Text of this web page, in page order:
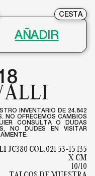
CESTA
INVENTARIO DE 24.842
NO OFRECEMOS CAMBIOS
CONSULTA O DUDAS
NO DUDES EN VISITAR
JC380 COL.021 53-15 135
X CM
10/10
TALCOS DE MUESTRA
AÑADIR